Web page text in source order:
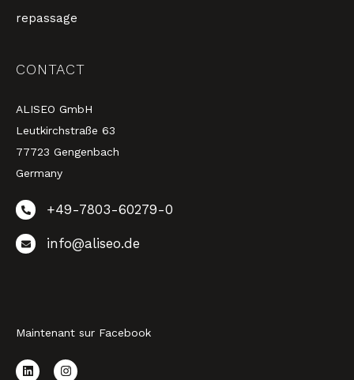
repassage
CONTACT
ALISEO GmbH
Leutkirchstraße 63
77723 Gengenbach
Germany
+49-7803-60279-0
info@aliseo.de
Maintenant sur Facebook